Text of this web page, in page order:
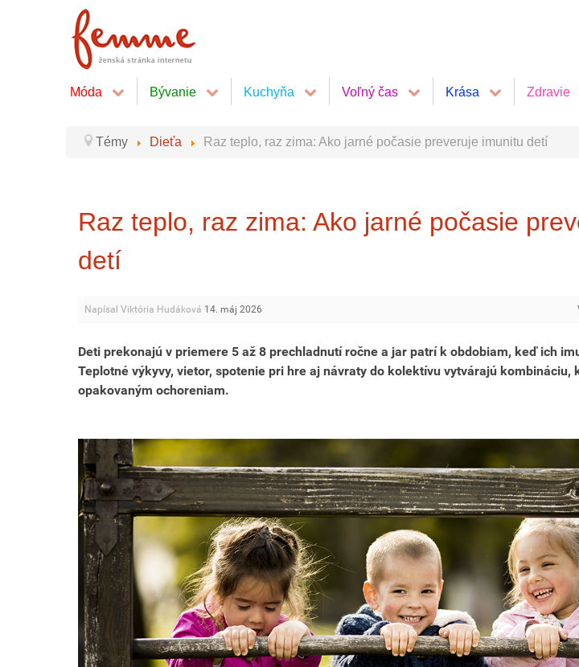
Móda Bývanie Kuchyňa Voľný čas Krása Zdravie
Témy Dieťa Raz teplo, raz zima: Ako jarné počasie preveruje imunitu detí
Raz teplo, raz zima: Ako jarné počasie
detí
Napísal Viktória Hudáková 14. máj 2026
Deti prekonajú v priemere 5 až 8 prechladnutí ročne a jar patrí k obdobiam, keď ich
Teplotné výkyvy, vietor, spotenie pri hre aj návraty do kolektívu vytvárajú kombináciu,
opakovaným ochoreniam.